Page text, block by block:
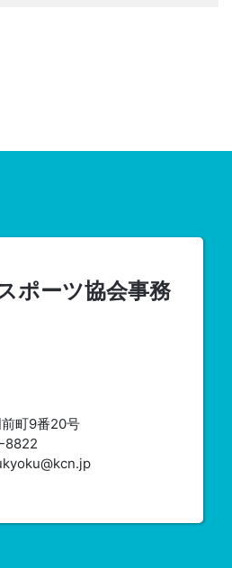
ポーツ協会事務
町9番20号
8822